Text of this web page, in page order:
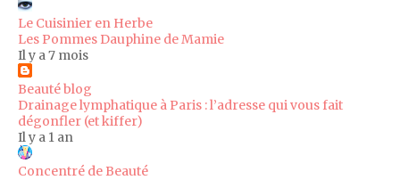
Le Cuisinier en Herbe
Les Pommes Dauphine de Mamie
Il y a 7 mois
Beauté blog
Drainage lymphatique à Paris : l’adresse qui vous fait
dégonfler (et kiffer)
Il y a 1 an
Concentré de Beauté